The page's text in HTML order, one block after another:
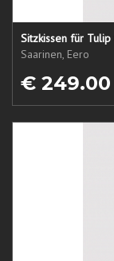
Sitzkissen für Tulip
Saarinen, Eero
€ 249.00